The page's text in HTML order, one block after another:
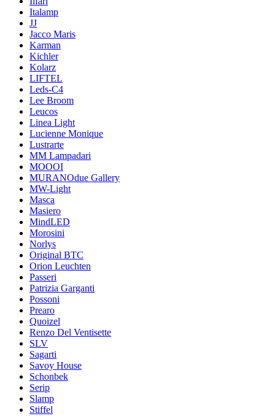
Italamp
JJ
Jacco Maris
Karman
Kichler
Kolarz
LIFTEL
Leds-C4
Lee Broom
Leucos
Linea Light
Lucienne Monique
Lustrarte
MM Lampadari
MOOOI
MURANOdue Gallery
MW-Light
Masca
Masiero
MindLED
Morosini
Norlys
Original BTC
Orion Leuchten
Passeri
Patrizia Garganti
Possoni
Prearo
Quoizel
Renzo Del Ventisette
SLV
Sagarti
Savoy House
Schonbek
Serip
Slamp
Stiffel